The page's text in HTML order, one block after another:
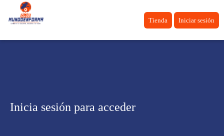
Tienda Iniciar sesión
Inicia sesión para acceder